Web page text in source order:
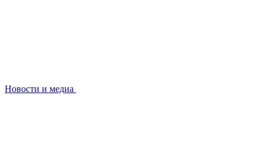
Новости и медиа